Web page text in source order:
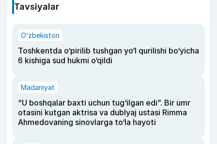
Tavsiyalar
O‘zbekiston
Toshkentda o‘pirilib tushgan yo‘l qurilishi bo‘yicha
6 kishiga sud hukmi o‘qildi
Madaniyat
“U boshqalar baxti uchun tug‘ilgan edi”. Bir umr
otasini kutgan aktrisa va dublyaj ustasi Rimma
Ahmedovaning sinovlarga to‘la hayoti